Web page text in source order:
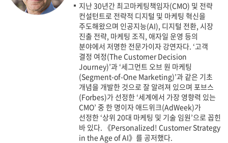
지난 30년간 최고마케팅책임자(CMO) 및 전략
컨설턴트로 전략적 디지털 및 마케팅 혁신을
주도해왔으며 인공지능(AI), 디지털 전환, 시장
진출 전략, 마케팅 조직, 애자일 운영 등의
분야에서 저명한 전문가이자 강연자다. ‘고객
결정 여정(The Customer Decision
Journey)’과 ‘세그먼트 오브 원 마케팅
(Segment-of-One Marketing)’과 같은 기초
개념을 개발한 것으로 잘 알려져 있으며 포브스
(Forbes)가 선정한 ‘세계에서 가장 영향력 있는
CMO’ 중 한 명이자 애드위크(AdWeek)가
선정한 ‘상위 20대 마케팅 및 기술 임원’으로 꼽힌
바 있다. 《Personalized! Customer Strategy
in the Age of AI》를 공저했다.